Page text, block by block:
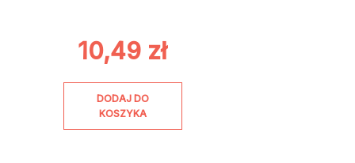
10,49 zł
DODAJ DO
KOSZYKA